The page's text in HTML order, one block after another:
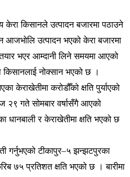
केरा किसानले उत्पादन बजारमा पठाउने
उत्पादन भएको केरा बजारमा
भएर आम्दानी लिने समयमा आएको
किसानलाई नोक्सान भएको छ ।
केराखेतीमा करोडौँको क्षति पुर्याएको
२९ गते सोमबार वर्षासँगै आएको
धानबाली र केराखेतीमा क्षति भएको छ
गर्नुभएको टीकापुर–५ झन्झटपुरका
७५ प्रतिशत क्षति भएको छ । बारीमा